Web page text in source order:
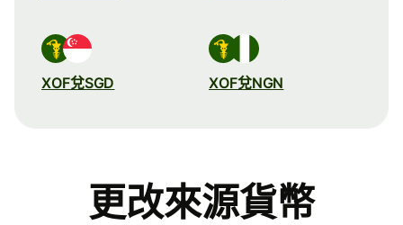
XOF兌SGD XOF兌NGN
更改來源貨幣